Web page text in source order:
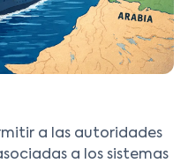
a las autoridades
a los sistemas